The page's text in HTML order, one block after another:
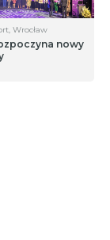
Wrocław
nowy